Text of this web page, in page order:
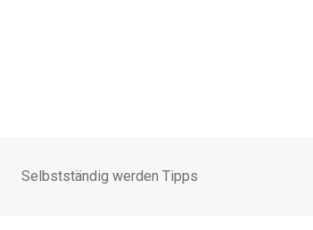
Selbstständig werden Tipps